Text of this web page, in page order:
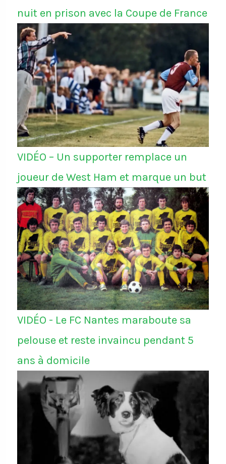
nuit en prison avec la Coupe de France
VIDÉO – Un supporter remplace un
joueur de West Ham et marque un but
VIDÉO - Le FC Nantes maraboute sa
pelouse et reste invaincu pendant 5
ans à domicile